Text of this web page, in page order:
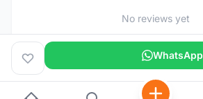
No reviews yet
WhatsApp